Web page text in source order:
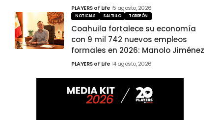
PLAYERS of Life 5 agosto, 2026
NOTICIAS SALTILLO TORREÓN
Coahuila fortalece su economía
con 9 mil 742 nuevos empleos
formales en 2026: Manolo Jiménez
PLAYERS of Life 4 agosto, 2026